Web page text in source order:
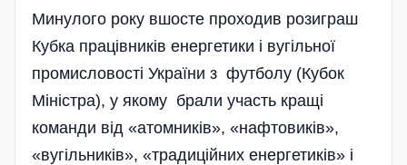
Минулого року вшосте проходив розиграш
Кубка працівників енергетики і вугільної
промисловості України з футболу (Кубок
Міністра), у якому брали участь кращі
команд­и від «атомників», «нафтовиків»,
«вугільни­ків», «традиційних енергетиків» і